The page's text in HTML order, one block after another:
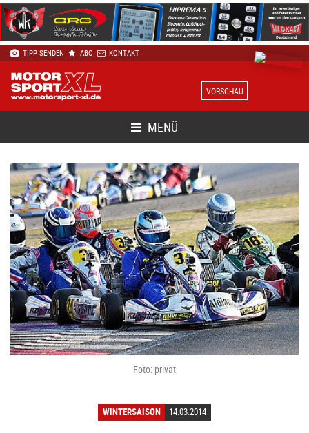
TIPP SENDEN ABO KONTAKT
VORSCHAU
MENÜ
Foto: privat
WINTERSAISON 14.03.2014